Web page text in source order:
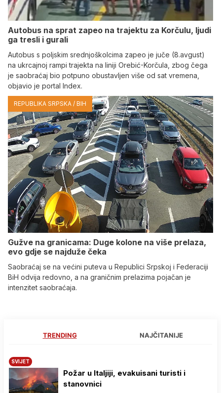
Autobus na sprat zapeo na trajektu za Korčulu, ljudi
ga tresli i gurali
Autobus s poljskim srednjoškolcima zapeo je juče (8.avgust)
na ukrcajnoj rampi trajekta na liniji Orebić-Korčula, zbog čega
je saobraćaj bio potpuno obustavljen više od sat vremena,
objavio je portal Index.
REPUBLIKA SRPSKA / BIH
Gužve na granicama: Duge kolone na više prelaza,
evo gdje se najduže čeka
Saobraćaj se na većini puteva u Republici Srpskoj i Federaciji
BiH odvija redovno, a na graničnim prelazima pojačan je
intenzitet saobraćaja.
TRENDING NAJČITANIJE
SVIJET
Požar u Italjiji, evakuisani turisti i
stanovnici